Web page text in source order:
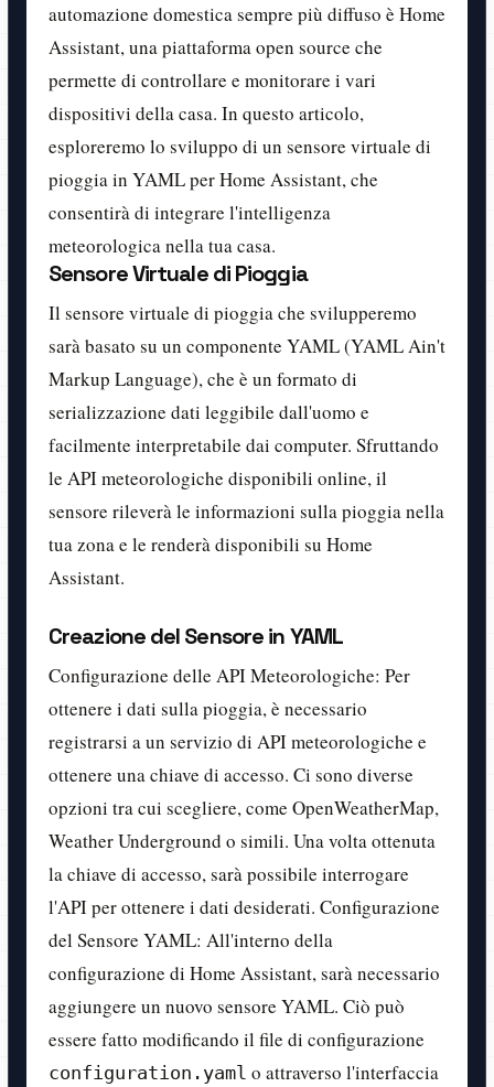
automazione domestica sempre più diffuso è Home
Assistant, una piattaforma open source che
permette di controllare e monitorare i vari
dispositivi della casa. In questo articolo,
esploreremo lo sviluppo di un sensore virtuale di
pioggia in YAML per Home Assistant, che
consentirà di integrare l'intelligenza
meteorologica nella tua casa.
Sensore Virtuale di Pioggia
Il sensore virtuale di pioggia che svilupperemo
sarà basato su un componente YAML (YAML Ain't
Markup Language), che è un formato di
serializzazione dati leggibile dall'uomo e
facilmente interpretabile dai computer. Sfruttando
le API meteorologiche disponibili online, il
sensore rileverà le informazioni sulla pioggia nella
tua zona e le renderà disponibili su Home
Assistant.
Creazione del Sensore in YAML
Configurazione delle API Meteorologiche: Per
ottenere i dati sulla pioggia, è necessario
registrarsi a un servizio di API meteorologiche e
ottenere una chiave di accesso. Ci sono diverse
opzioni tra cui scegliere, come OpenWeatherMap,
Weather Underground o simili. Una volta ottenuta
la chiave di accesso, sarà possibile interrogare
l'API per ottenere i dati desiderati. Configurazione
del Sensore YAML: All'interno della
configurazione di Home Assistant, sarà necessario
aggiungere un nuovo sensore YAML. Ciò può
essere fatto modificando il file di configurazione
configuration.yaml o attraverso l'interfaccia